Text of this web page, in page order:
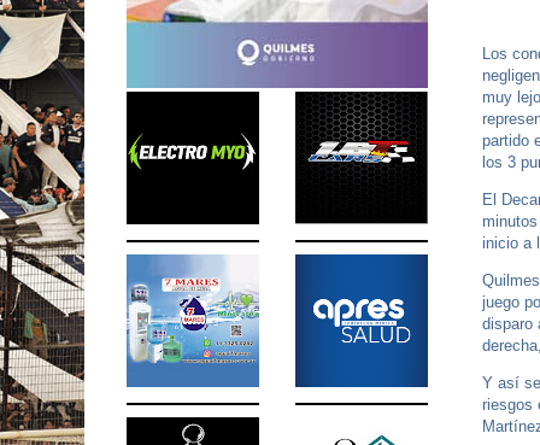
Los
muy
partido
los 3
El
inicio a
juego
disparo
Y así
riesgos